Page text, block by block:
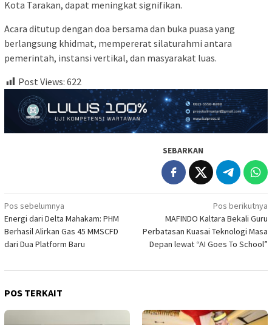
Kota Tarakan, dapat meningkat signifikan.
Acara ditutup dengan doa bersama dan buka puasa yang
berlangsung khidmat, mempererat silaturahmi antara
pemerintah, instansi vertikal, dan masyarakat luas.
Post Views: 622
SEBARKAN
Navigasi
pos
Pos sebelumnya
Energi dari Delta Mahakam: PHM
Berhasil Alirkan Gas 45 MMSCFD
dari Dua Platform Baru
Pos berikutnya
MAFINDO Kaltara Bekali Guru
Perbatasan Kuasai Teknologi Masa
Depan lewat “AI Goes To School”
POS TERKAIT